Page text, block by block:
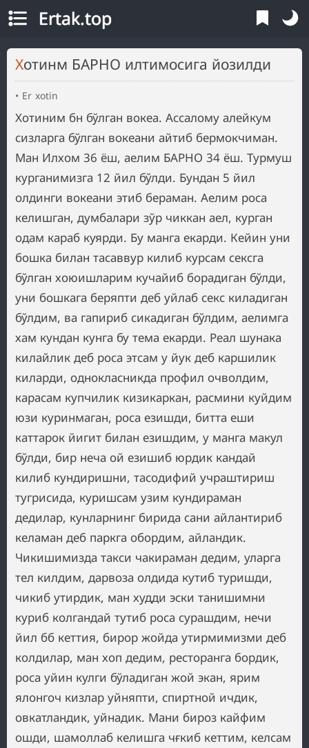
Ertak.top
Хотинм БАРНО илтимосига йозилди
Er xotin
Хотиним бн бўлган вокеа. Ассалому алейкум
сизларга бўлган вокеани айтиб бермокчиман.
Ман Илхом 36 ёш, аелим БАРНО 34 ёш. Турмуш
курганимизга 12 йил бўлди. Бундан 5 йил
олдинги вокеани этиб бераман. Аелим роса
келишган, думбалари зўр чиккан аел, курган
одам караб куярди. Бу манга екарди. Кейин уни
бошка билан тасаввур килиб курсам сексга
бўлган хоюишларим кучайиб борадиган бўлди,
уни бошкага беряпти деб уйлаб секс киладиган
бўлдим, ва гапириб сикадиган бўлдим, аелимга
хам кундан кунга бу тема екарди. Реал шунака
килайлик деб роса этсам у йук деб каршилик
киларди, однокласникда профил очволдим,
карасам купчилик кизикаркан, расмини куйдим
юзи куринмаган, роса езишди, битта еши
каттарок йигит билан езишдим, у манга макул
бўлди, бир неча ой езишиб юрдик кандай
килиб кундиришни, тасодифий учраштириш
тугрисида, куришсам узим кундираман
дедилар, кунларнинг бирида сани айлантириб
келаман деб паркга обордим, айландик.
Чикишимизда такси чакираман дедим, уларга
тел килдим, дарвоза олдида кутиб туришди,
чикиб утирдик, ман худди эски танишимни
куриб колгандай тутиб роса сурашдим, нечи
йил бб кеттия, бирор жойда утирмимизми деб
колдилар, ман хоп дедим, ресторанга бордик,
роса уйин кулги бўладиган жой экан, ярим
ялонгоч кизлар уйняпти, спиртной ичдик,
овкатландик, уйнадик. Мани бироз кайфим
ошди, шамоллаб келишга чғкиб кеттим, келсам